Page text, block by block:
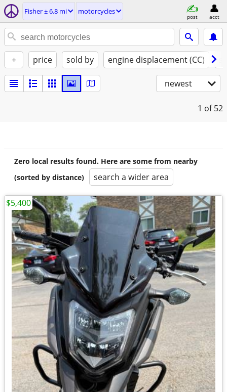
Fisher ± 6.8 mi motorcycles
post acct
+ price sold by engine displacement (CC)
newest
1 of 52
Zero local results found. Here are some from nearby
(sorted by distance)
search a wider area
$5,400